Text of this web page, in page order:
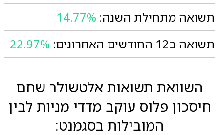
תשואה מתחילת השנה: 14.77%
תשואה ב12 החודשים האחרונים:
22.97%
השוואת תשואות אלטשולר שחם
חיסכון פלוס עוקב מדדי מניות לבין
המובילות בסגמנט: